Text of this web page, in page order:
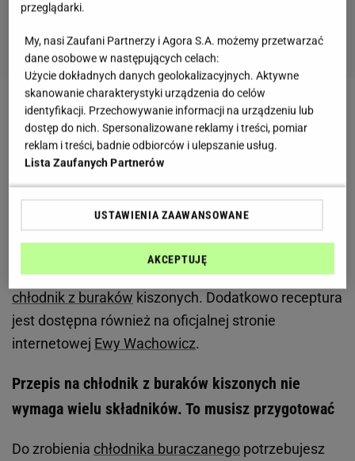
Zobacz wideoOrzeźwiająca, piękna zupa zwana
chłodnikiem
Jednym z pomysłów na letniobiadsąchłodniki, czyli
zupy jedzone na zimno. Są proste do zrobienia,
bardzo smaczne oraz wspaniale dają ulgę w gorący
dzień. Ewa Wachowicz w 392. odcinku programu
"Ewa Gotuje" podzieliła się z widzami przepisem na
chłodnik z buraków kiszonych. Dodatkowo receptura
jest dostępna również na oficjalnej stronie
internetowej Ewy Wachowicz.
Przepis na chłodnik z buraków kiszonych nie
wymaga wielu składników. To musisz przygotować
Do zrobienia chłodnika buraczanego potrzebujesz
przeglądarki.
My, nasi Zaufani Partnerzy i Agora S.A. możemy przetwarzać
dane osobowe w następujących celach:
Użycie dokładnych danych geolokalizacyjnych. Aktywne
skanowanie charakterystyki urządzenia do celów
identyfikacji. Przechowywanie informacji na urządzeniu lub
dostęp do nich. Spersonalizowane reklamy i treści, pomiar
reklam i treści, badnie odbiorców i ulepszanie usług.
Lista Zaufanych Partnerów
USTAWIENIA ZAAWANSOWANE
AKCEPTUJĘ